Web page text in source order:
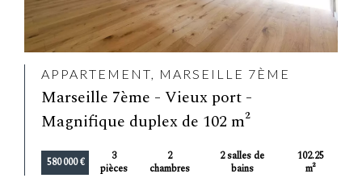
APPARTEMENT, MARSEILLE 7ÈME
Marseille 7ème - Vieux port -
Magnifique duplex de 102 m²
580 000 €
3
pièces
2
chambres
2 salles de
bains
102.25
m²